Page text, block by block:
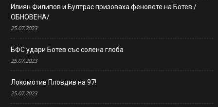
Илиян Филипов и Бултрас призоваха феновете на Ботев /
ОБНОВЕНА/
25.07.2023
БФС удари Ботев със солена глоба
25.07.2023
Локомотив Пловдив на 97!
25.07.2023